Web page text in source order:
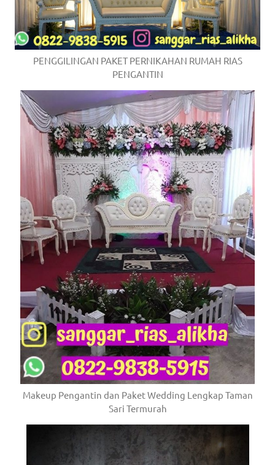
PENGGILINGAN PAKET PERNIKAHAN RUMAH RIAS
PENGANTIN
Makeup Pengantin dan Paket Wedding Lengkap Taman
Sari Termurah